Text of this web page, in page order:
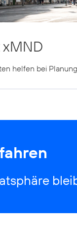
helfen bei